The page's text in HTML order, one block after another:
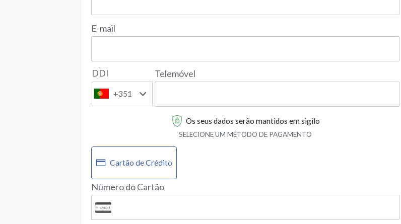
E-mail
DDI
+351
Telemóvel
Os seus dados serão mantidos em sigilo
SELECIONE UM MÉTODO DE PAGAMENTO
Cartão de Crédito
Número do Cartão